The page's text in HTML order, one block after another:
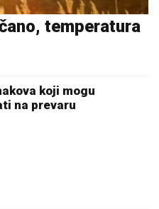
temperatura
koji mogu
na prevaru